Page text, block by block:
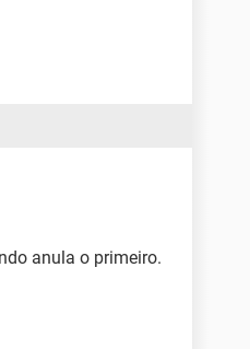
anula o primeiro.